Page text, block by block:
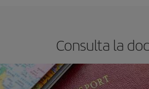
Consulta la